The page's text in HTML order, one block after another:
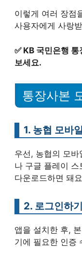
이렇게 여러 장점
사용자에게 사랑
✅ KB 국민은행
보세요.
통장사본
1. 농협 모바
우선, 농협의 모
나 구글 플레이 스
다운로드하면 돼
2. 로그인하기
앱을 설치한 후,
기에 필요한 인증